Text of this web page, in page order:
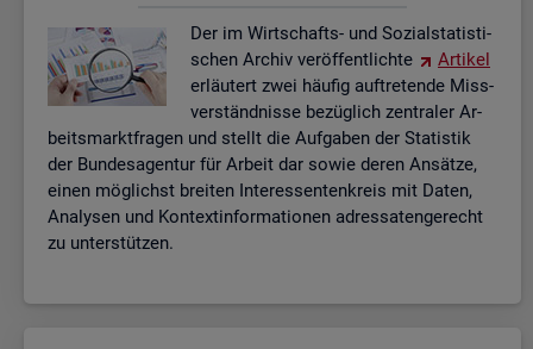
Der im Wirt­schafts- und So­zi­al­sta­tis­ti­
schen Ar­chiv ver­öf­fent­lich­te
Ar­ti­kel
er­läu­tert zwei häu­fig auf­tre­ten­de Miss­
ver­ständ­nis­se be­züg­lich zen­tra­ler Ar­
beits­markt­fra­gen und stellt die Auf­ga­ben der Sta­tis­tik
der Bun­des­agen­tur für Ar­beit dar sowie deren An­sät­ze,
einen mög­lichst brei­ten In­ter­es­sen­ten­kreis mit Daten,
Ana­ly­sen und Kon­text­in­for­ma­tio­nen adres­sa­ten­ge­recht
zu un­ter­stüt­zen.